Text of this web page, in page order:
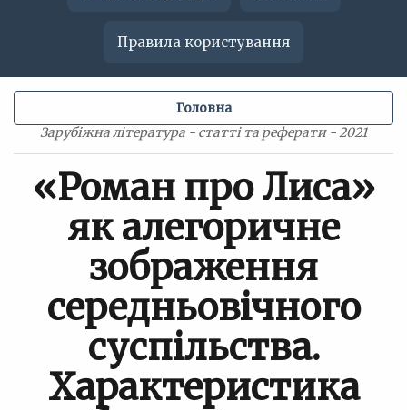
Правила користування
Зарубіжна література - статті та реферати - 2021
Головна
«Роман про Лиса»
як алегоричне
зображення
середньовічного
суспільства.
Характеристика